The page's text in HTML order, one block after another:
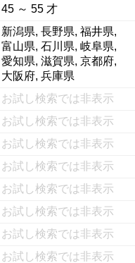
45 ～ 55 才
新潟県, 長野県, 福井県,
富山県, 石川県, 岐阜県,
愛知県, 滋賀県, 京都府,
大阪府, 兵庫県
お試し検索では非表示
お試し検索では非表示
お試し検索では非表示
お試し検索では非表示
お試し検索では非表示
お試し検索では非表示
お試し検索では非表示
お試し検索では非表示